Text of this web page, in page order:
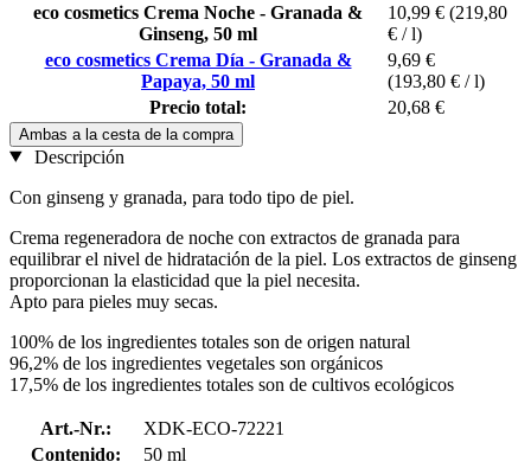
eco cosmetics Crema Noche - Granada &
Ginseng, 50 ml
10,99 € (219,80
€ / l)
eco cosmetics Crema Día - Granada &
Papaya, 50 ml
9,69 €
(193,80 € / l)
Precio total:
20,68 €
Ambas a la cesta de la compra
Descripción
Con ginseng y granada, para todo tipo de piel.
Crema regeneradora de noche con extractos de granada para
equilibrar el nivel de hidratación de la piel. Los extractos de ginseng
proporcionan la elasticidad que la piel necesita.
Apto para pieles muy secas.
100% de los ingredientes totales son de origen natural
96,2% de los ingredientes vegetales son orgánicos
17,5% de los ingredientes totales son de cultivos ecológicos
Art.-Nr.:
XDK-ECO-72221
Contenido:
50 ml